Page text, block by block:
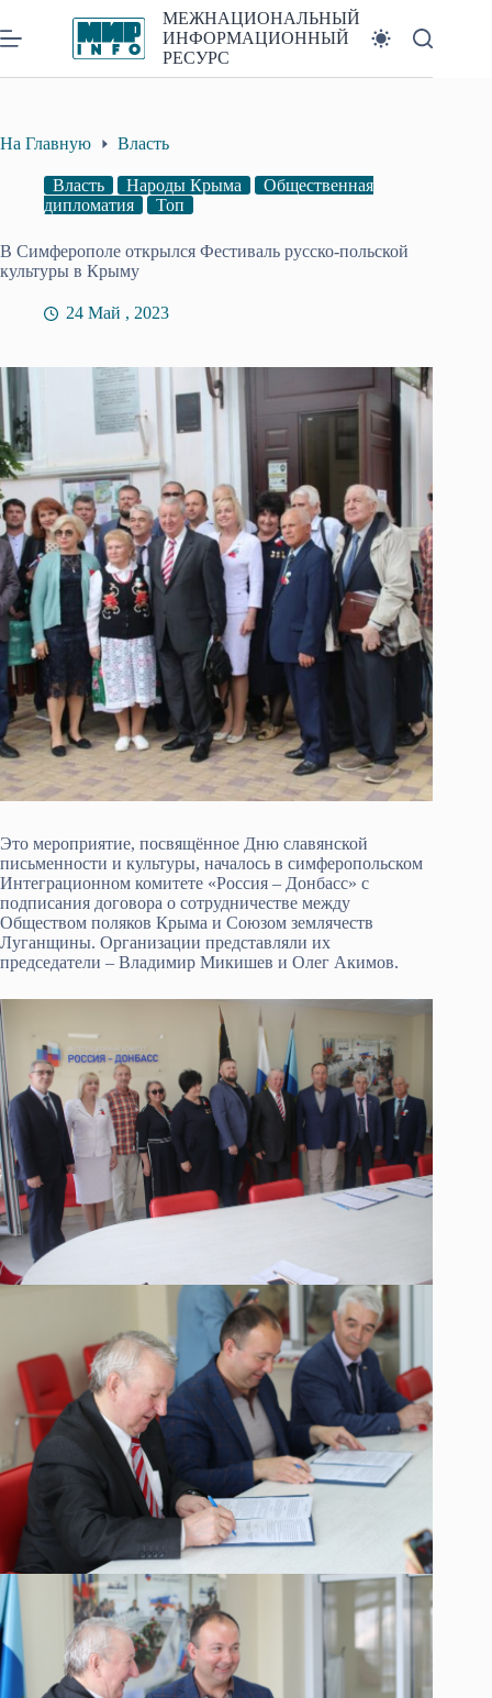
к
сути
МЕЖНАЦИОНАЛЬНЫЙ
ИНФОРМАЦИОННЫЙ
РЕСУРС
На Главную Власть
Власть Народы Крыма
Общественная
дипломатия
Топ
В Симферополе открылся Фестиваль русско-польской
культуры в Крыму
24 Май , 2023
Это мероприятие, посвящённое Дню славянской
письменности и культуры, началось в симферопольском
Интеграционном комитете «Россия – Донбасс» с
подписания договора о сотрудничестве между
Обществом поляков Крыма и Союзом землячеств
Луганщины. Организации представляли их
председатели – Владимир Микишев и Олег Акимов.